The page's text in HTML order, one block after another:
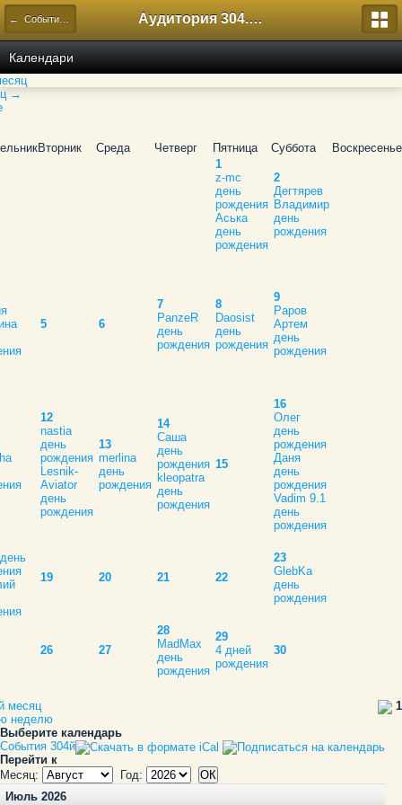
← События 304й Аудитория 304. История России
Календари
→
Вторник Среда Четверг Пятница Суббота
Воскресенье
1
z-mc
день
рождения
Аська
день
рождения
2
Дегтярев
Владимир
день
рождения
5 6
7
PanzeR
день
рождения
8
Daosist
день
рождения
9
Раров
Артем
день
рождения
12
nastia
день
рождения
Lesnik-
Aviator
день
рождения
13
merlina
день
рождения
14
Саша
день
рождения
kleopatra
день
рождения
15
16
Олег
день
рождения
Даня
день
рождения
Vadim 9.1
день
рождения
19 20 21 22
23
GlebKa
день
рождения
26 27
28
MadMax
день
рождения
29
4 дней
рождения
30
1
месяц
неделю
Выберите календарь
События 304й
Перейти к
Месяц:
Год:
Июль 2026